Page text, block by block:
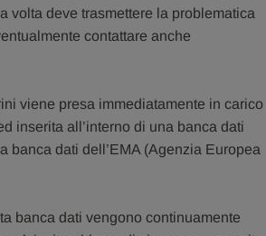
volta deve trasmettere la problematica
contattare anche
viene presa immediatamente in carico
inserita all’interno di una banca dati
banca dati dell’EMA (Agenzia Europea
banca dati vengono continuamente